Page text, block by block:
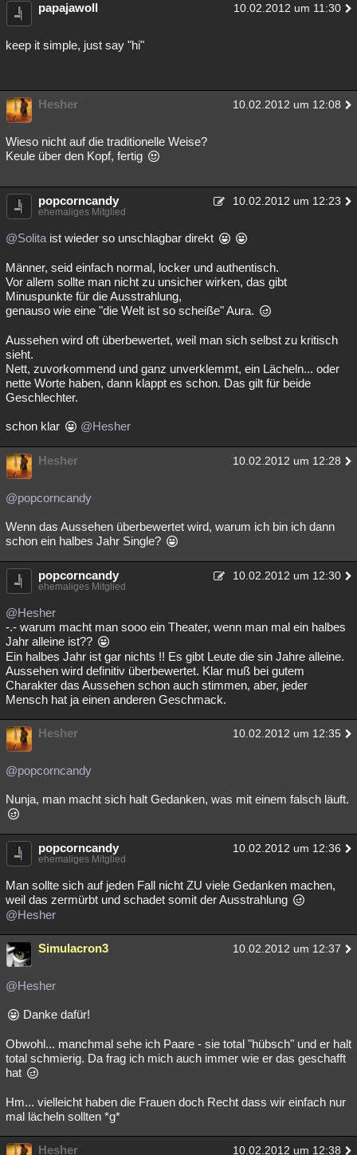
papajawoll 10.02.2012 um 11:30
keep it simple, just say "hi"
Hesher 10.02.2012 um 12:08
Wieso nicht auf die traditionelle Weise?
Keule über den Kopf, fertig
popcorncandy 10.02.2012 um 12:23
ehemaliges Mitglied
@Solita ist wieder so unschlagbar direkt
Männer, seid einfach normal, locker und authentisch.
Vor allem sollte man nicht zu unsicher wirken, das gibt
Minuspunkte für die Ausstrahlung,
genauso wie eine "die Welt ist so scheiße" Aura.
Aussehen wird oft überbewertet, weil man sich selbst zu kritisch
sieht.
Nett, zuvorkommend und ganz unverklemmt, ein Lächeln... oder
nette Worte haben, dann klappt es schon. Das gilt für beide
Geschlechter.
schon klar @Hesher
Hesher 10.02.2012 um 12:28
@popcorncandy
Wenn das Aussehen überbewertet wird, warum ich bin ich dann
schon ein halbes Jahr Single?
popcorncandy 10.02.2012 um 12:30
ehemaliges Mitglied
@Hesher
-.- warum macht man sooo ein Theater, wenn man mal ein halbes
Jahr alleine ist??
Ein halbes Jahr ist gar nichts !! Es gibt Leute die sin Jahre alleine.
Aussehen wird definitiv überbewertet. Klar muß bei gutem
Charakter das Aussehen schon auch stimmen, aber, jeder
Mensch hat ja einen anderen Geschmack.
Hesher 10.02.2012 um 12:35
@popcorncandy
Nunja, man macht sich halt Gedanken, was mit einem falsch läuft.
popcorncandy 10.02.2012 um 12:36
ehemaliges Mitglied
Man sollte sich auf jeden Fall nicht ZU viele Gedanken machen,
weil das zermürbt und schadet somit der Ausstrahlung
@Hesher
Simulacron3 10.02.2012 um 12:37
@Hesher
Danke dafür!
Obwohl... manchmal sehe ich Paare - sie total "hübsch" und er halt
total schmierig. Da frag ich mich auch immer wie er das geschafft
hat
Hm... vielleicht haben die Frauen doch Recht dass wir einfach nur
mal lächeln sollten *g*
Hesher 10.02.2012 um 12:38